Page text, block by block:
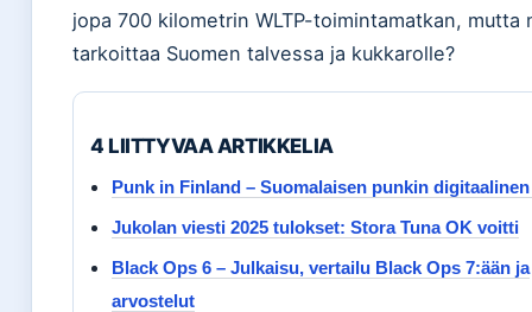
jopa 700 kilometrin WLTP-toimintamatkan, mutta
tarkoittaa Suomen talvessa ja kukkarolle?
4 LIITTYVAA ARTIKKELIA
Punk in Finland – Suomalaisen punkin
Jukolan viesti 2025 tulokset: Stora Tuna OK voitti
Black Ops 6 – Julkaisu, vertailu Black Ops 7:ään ja
arvostelut